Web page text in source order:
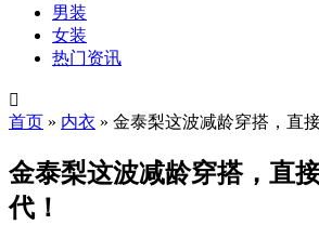
男装
女装
热门资讯

首页 » 内衣 » 金泰梨这波减龄穿搭，直
金泰梨这波减龄穿搭，直
代！